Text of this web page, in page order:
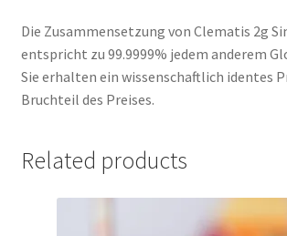
Die Zusammensetzung von Clematis 2g
entspricht zu 99.9999% jedem anderem
Sie erhalten ein wissenschaftlich identes
Bruchteil des Preises.
Related products